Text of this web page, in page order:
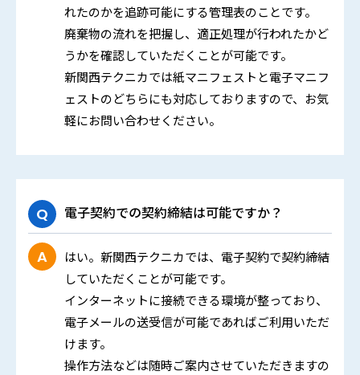
れたのかを追跡可能にする管理表のことです。
廃棄物の流れを把握し、適正処理が行われたかど
うかを確認していただくことが可能です。
新関西テクニカでは紙マニフェストと電子マニフ
ェストのどちらにも対応しておりますので、お気
軽にお問い合わせください。
電子契約での契約締結は可能ですか？
はい。新関西テクニカでは、電子契約で契約締結
していただくことが可能です。
インターネットに接続できる環境が整っており、
電子メールの送受信が可能であればご利用いただ
けます。
操作方法などは随時ご案内させていただきますの